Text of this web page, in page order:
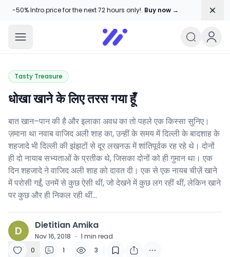
-50% Intro price for the next 72 hours only!. Buy now →
Amika Chitranshi
My WordPress Blog
Tasty Treasure
धोखा खाने के लिए तरस गया हूँ
बात खान–पान की है और इलाका अवध का तो पहले एक किस्सा सुनिए।
ज़माना था नवाब वाजिद अली शाह का, उन्हीं के समय में दिल्ली के बादशाह के
शहजादे भी दिल्ली की झंझटों से दूर लखनऊ में शांतिपूर्वक रह रहे थे। दोनों
ही दो नायाब सभ्यताओं के प्रतीक थे, जिसका दोनों को ही गुमान था। एक
दिन शहजादे ने वाजिद अली शाह को दावत दी। एक से एक नायब चीज़ें खाने
में परोसी गईं, उनमें से कुछ ऐसी थीं, जो देखने में कुछ लग रहीं थीं, लेकिन खाने
पर कुछ और ही निकल रही थीं…
D Dietitian Amika
Nov 16, 2018 · 1 min read
0
1 3